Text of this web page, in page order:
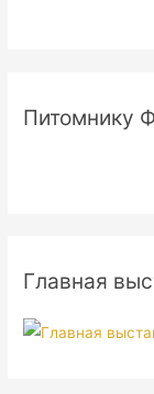
Питомнику
Главная